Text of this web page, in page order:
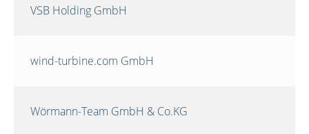
VSB Holding GmbH
wind-turbine.com GmbH
Wörmann-Team GmbH & Co.KG